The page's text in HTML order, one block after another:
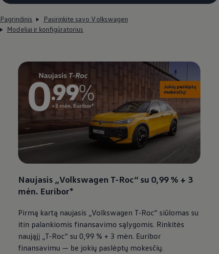
Pagrindinis
Pasirinkite savo Volkswagen
Modeliai ir konfigūratorius
Naujasis „Volkswagen T-Roc“ su 0,99 % + 3
mėn. Euribor*
Pirmą kartą naujasis „Volkswagen T-Roc“ siūlomas su
itin palankiomis finansavimo sąlygomis. Rinkitės
naująjį „T-Roc“ su 0,99 % + 3 mėn. Euribor
finansavimu — be jokių paslėptų mokesčių.